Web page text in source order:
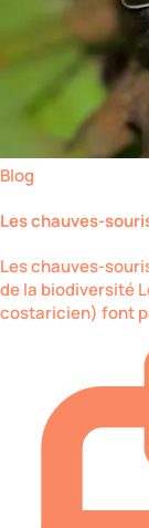
Blog
Les chauves-
Les chauves-
de la biodiversité
costaricien) font